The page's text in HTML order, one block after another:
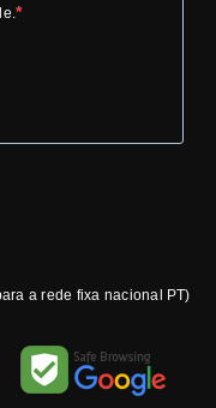
a rede fixa nacional PT)